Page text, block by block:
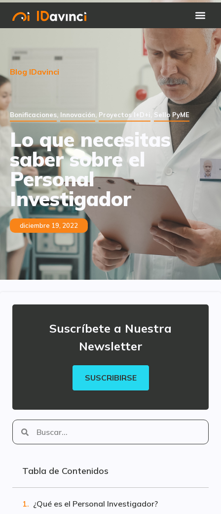
Blog IDavinci
Bonificaciones, Innovación Proyectos I+D+i Sello PyME
Lo que necesitas
saber sobre el
Personal
Investigador
diciembre 19, 2022
Suscríbete a Nuestra
Newsletter
SUSCRIBIRSE
Tabla de Contenidos
¿Qué es el Personal Investigador?